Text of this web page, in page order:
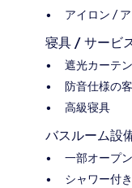
アイロン /
寝具 / サービ
遮光カーテン
防音仕様の
高級寝具
バスルーム設
一部オープ
シャワー付